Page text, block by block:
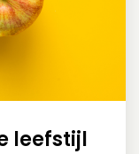
leefstijl